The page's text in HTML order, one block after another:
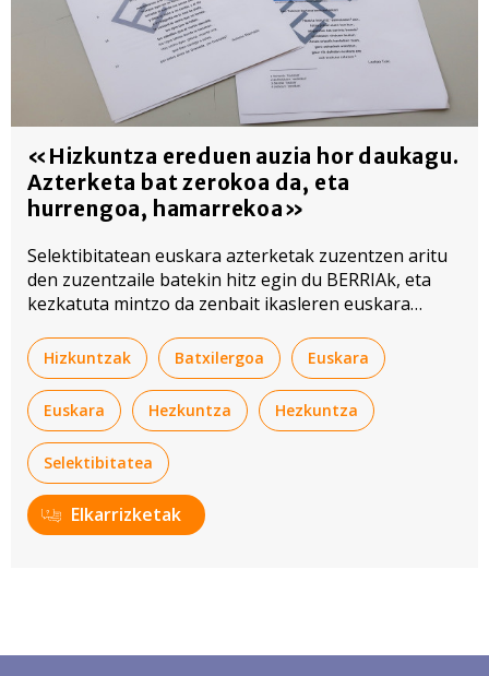
«Hizkuntza ereduen auzia hor daukagu.
Azterketa bat zerokoa da, eta
hurrengoa, hamarrekoa»
Selektibitatean euskara azterketak zuzentzen aritu
den zuzentzaile batekin hitz egin du BERRIAk, eta
kezkatuta mintzo da zenbait ikasleren euskara
duela».
Hizkuntzak Batxilergoa Euskara
Euskara Hezkuntza Hezkuntza
Selektibitatea
Elkarrizketak